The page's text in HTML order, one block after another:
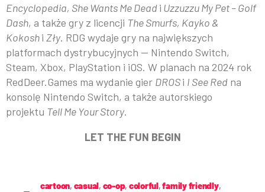
Encyclopedia, She Wants Me Deadi Uzzuzzu My Pet – Golf
Dash, a także gry z licencji The Smurfs, Kayko &
Kokoshi Zły. RDG wydaje gry na największych
platformach dystrybucyjnych — Nintendo Switch,
Steam, Xbox, PlayStation i iOS. W planach na 2024 rok
RedDeer.Games ma wydanie gier DROSi I See Red na
konsolę Nintendo Switch, a także autorskiego
projektu Tell Me Your Story.
LET THE FUN BEGIN
cartoon, casual, co-op, colorful,family friendly,